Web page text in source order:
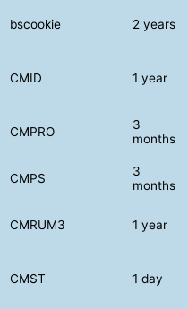
bscookie 2 years
CMID 1 year
CMPRO
3
months
CMPS
3
months
CMRUM3 1 year
CMST 1 day